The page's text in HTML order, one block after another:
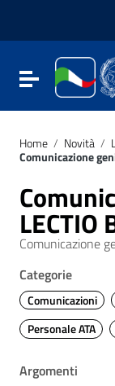
Vai al footer
Attiva /
Home / Novità /
Comunicazione
LECTIO
Comunicazione
Categorie
Comunicazioni
Personale ATA
Argomenti